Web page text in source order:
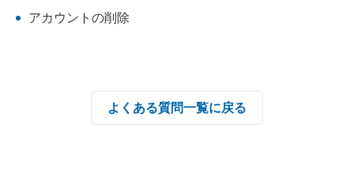
アカウントの削除
よくある質問一覧に戻る